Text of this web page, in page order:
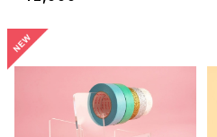
オリジナル時計制作素材｜
レジンアート用